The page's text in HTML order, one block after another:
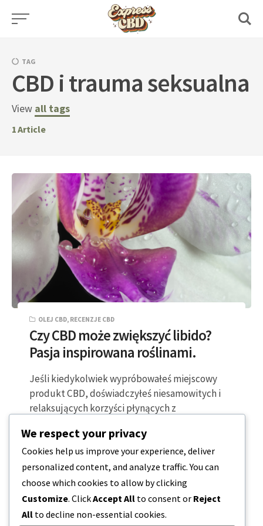
Skip
TAG
CBD i trauma seksualna
View all tags
1Article
OLEJ CBD, RECENZJE CBD
Czy CBD może zwiększyć libido?
Pasja inspirowana roślinami.
Jeśli kiedykolwiek wypróbowałeś miejscowy
produkt CBD, doświadczyłeś niesamowitych i
relaksujących korzyści płynących z
CBD. Teraz te niesamowite…
2 MINUTY CZYTANIA 2024-04-07
We respect your privacy
Cookies help us improve your experience, deliver
personalized content, and analyze traffic. You can
choose which cookies to allow by clicking
Customize. ClickAccept All to consent or Reject
All to decline non-essential cookies.